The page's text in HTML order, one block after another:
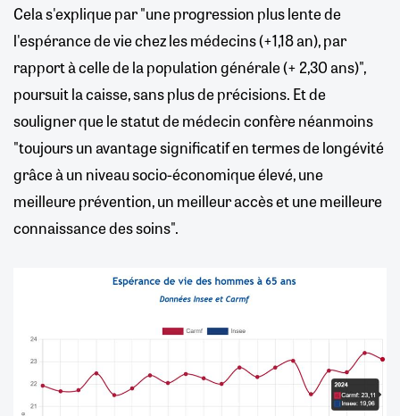
Cela s'explique par "une progression plus lente de
l'espérance de vie chez les médecins (+1,18 an), par
rapport à celle de la population générale (+ 2,30 ans)",
poursuit la caisse, sans plus de précisions. Et de
souligner que le statut de médecin confère néanmoins
"toujours un avantage significatif en termes de longévité
grâce à un niveau socio-économique élevé, une
meilleure prévention, un meilleur accès et une meilleure
connaissance des soins".